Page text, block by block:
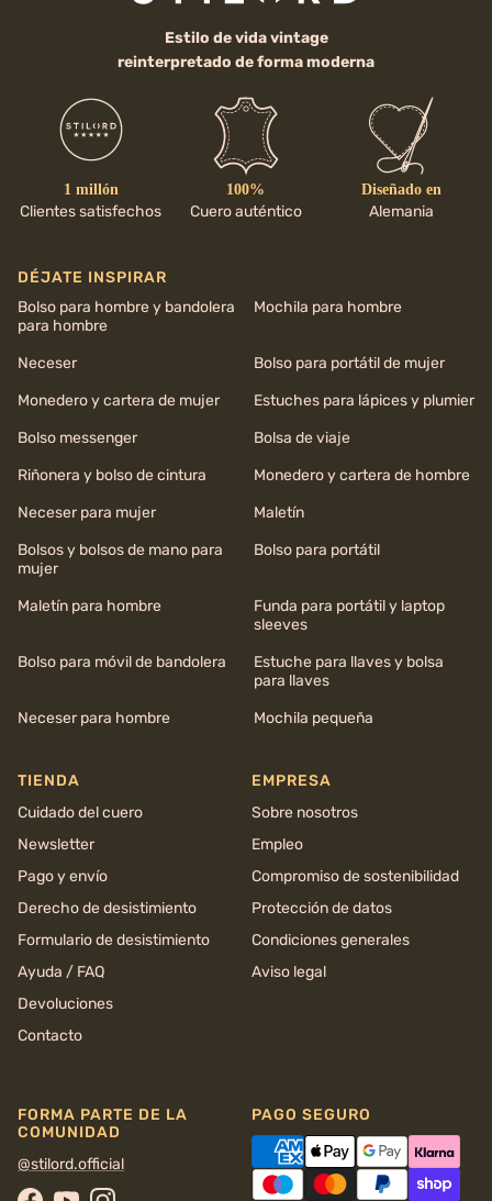
Estilo de vida vintage
reinterpretado de forma moderna
1 millón
Clientes satisfechos
100%
Cuero auténtico
Diseñado en
Alemania
DÉJATE INSPIRAR
Bolso para hombre y bandolera
para hombre
Mochila para hombre
Neceser
Bolso para portátil de mujer
Monedero y cartera de mujer
Estuches para lápices y plumier
Bolso messenger
Bolsa de viaje
Riñonera y bolso de cintura
Monedero y cartera de hombre
Neceser para mujer
Maletín
Bolsos y bolsos de mano para
mujer
Bolso para portátil
Maletín para hombre
Funda para portátil y laptop
sleeves
Bolso para móvil de bandolera
Estuche para llaves y bolsa
para llaves
Neceser para hombre
Mochila pequeña
TIENDA
Cuidado del cuero
Newsletter
Pago y envío
Derecho de desistimiento
Formulario de desistimiento
Ayuda / FAQ
Devoluciones
Contacto
EMPRESA
Sobre nosotros
Empleo
Compromiso de sostenibilidad
Protección de datos
Condiciones generales
Aviso legal
FORMA PARTE DE LA
COMUNIDAD
@stilord.official
PAGO SEGURO